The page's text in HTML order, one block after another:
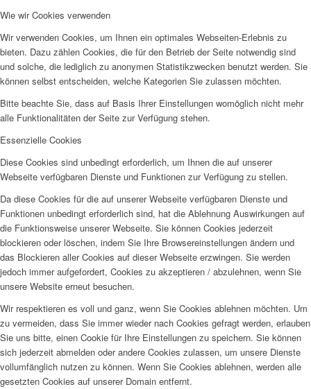
Wie wir Cookies verwenden
Wir verwenden Cookies, um Ihnen ein optimales Webseiten-Erlebnis zu
bieten. Dazu zählen Cookies, die für den Betrieb der Seite notwendig sind
und solche, die lediglich zu anonymen Statistikzwecken benutzt werden. Sie
können selbst entscheiden, welche Kategorien Sie zulassen möchten.
Bitte beachte Sie, dass auf Basis Ihrer Einstellungen womöglich nicht mehr
alle Funktionalitäten der Seite zur Verfügung stehen.
Essenzielle Cookies
Diese Cookies sind unbedingt erforderlich, um Ihnen die auf unserer
Webseite verfügbaren Dienste und Funktionen zur Verfügung zu stellen.
Da diese Cookies für die auf unserer Webseite verfügbaren Dienste und
Funktionen unbedingt erforderlich sind, hat die Ablehnung Auswirkungen auf
die Funktionsweise unserer Webseite. Sie können Cookies jederzeit
blockieren oder löschen, indem Sie Ihre Browsereinstellungen ändern und
das Blockieren aller Cookies auf dieser Webseite erzwingen. Sie werden
jedoch immer aufgefordert, Cookies zu akzeptieren / abzulehnen, wenn Sie
unsere Website erneut besuchen.
Wir respektieren es voll und ganz, wenn Sie Cookies ablehnen möchten. Um
zu vermeiden, dass Sie immer wieder nach Cookies gefragt werden, erlauben
Sie uns bitte, einen Cookie für Ihre Einstellungen zu speichern. Sie können
sich jederzeit abmelden oder andere Cookies zulassen, um unsere Dienste
vollumfänglich nutzen zu können. Wenn Sie Cookies ablehnen, werden alle
gesetzten Cookies auf unserer Domain entfernt.